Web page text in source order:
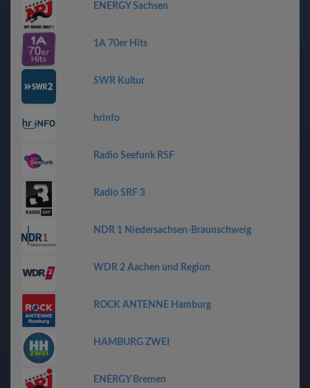
ENERGY Sachsen
1A 70er Hits
SWR Kultur
hrinfo
Radio Seefunk RSF
Radio SRF 3
NDR 1 Niedersachsen-Braunschweig
WDR 2 Aachen und Region
ROCK ANTENNE Hamburg
HAMBURG ZWEI
ENERGY Bremen